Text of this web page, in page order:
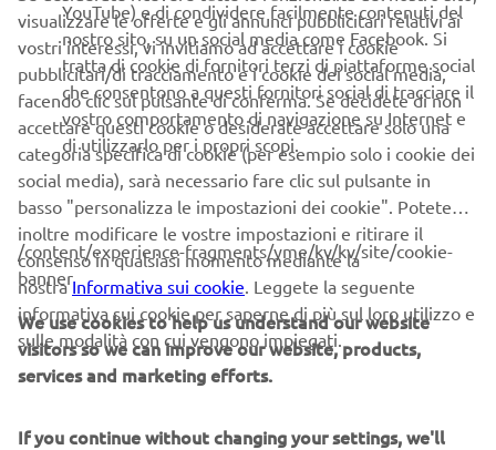
Laserie EXsposta il rapporto qualità-prezzo ad un nuovo
livello.EXRè una macchina potente e sportiva, ma anche
incredibilmente versatile e maneggevole. L'elenco delle
caratteristiche uniche include il nuovo design dello scafo e
della scocca, realizzato con materiale ultraleggero
NanoXcel2, che offre velocità e accelerazione più
scattante, nonché agilità grazie alla nostra tecnologia
all'avanguardia RiDE ™, un sistema di controllo intuitivo e
semplice, che ha già rivoluzionato la moto d'acqua per i
proprietari dei nostri modelli premium.
YouTube) e di condividere facilmente contenuti del
nostro sito, su un social media come Facebook. Si
tratta di cookie di fornitori terzi di piattaforme social
che consentono a questi fornitori social di tracciare il
vostro comportamento di navigazione su Internet e
di utilizzarlo per i propri scopi.
visualizzare le offerte e gli annunci pubblicitari relativi ai
vostri interessi, vi invitiamo ad accettare i cookie
pubblicitari/di tracciamento e i cookie dei social media,
facendo clic sul pulsante di conferma. Se decidete di non
accettare questi cookie o desiderate accettare solo una
categoria specifica di cookie (per esempio solo i cookie dei
social media), sarà necessario fare clic sul pulsante in
basso "personalizza le impostazioni dei cookie". Potete
inoltre modificare le vostre impostazioni e ritirare il
consenso in qualsiasi momento mediante la
nostraInformativa sui cookie. Leggete la seguente
informativa sui cookie per saperne di più sul loro utilizzo e
sulle modalità con cui vengono impiegati.
/content/experience-fragments/yme/kv/kv/site/cookie-
banner
We use cookies to help us understand our website
visitors so we can improve our website, products,
services and marketing efforts.
If you continue without changing your settings, we'll